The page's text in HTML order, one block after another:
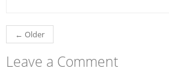
← Older
Leave a Comment